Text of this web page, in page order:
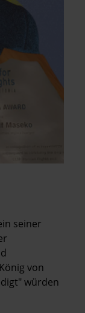
seiner
von
würden